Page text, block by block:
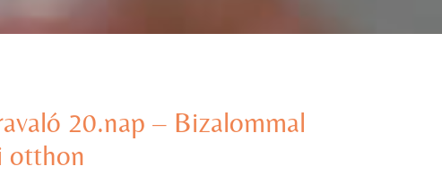
20.nap – Bizalommal
otthon